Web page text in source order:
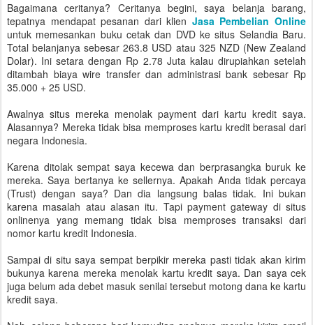
Bagaimana ceritanya? Ceritanya begini, saya belanja barang,
tepatnya mendapat pesanan dari klien Jasa Pembelian Online
untuk memesankan buku cetak dan DVD ke situs Selandia Baru.
Total belanjanya sebesar 263.8 USD atau 325 NZD (New Zealand
Dolar). Ini setara dengan Rp 2.78 Juta kalau dirupiahkan setelah
ditambah biaya wire transfer dan administrasi bank sebesar Rp
35.000 + 25 USD.
Awalnya situs mereka menolak payment dari kartu kredit saya.
Alasannya? Mereka tidak bisa memproses kartu kredit berasal dari
negara Indonesia.
Karena ditolak sempat saya kecewa dan berprasangka buruk ke
mereka. Saya bertanya ke sellernya. Apakah Anda tidak percaya
(Trust) dengan saya? Dan dia langsung balas tidak. Ini bukan
karena masalah atau alasan itu. Tapi payment gateway di situs
onlinenya yang memang tidak bisa memproses transaksi dari
nomor kartu kredit Indonesia.
Sampai di situ saya sempat berpikir mereka pasti tidak akan kirim
bukunya karena mereka menolak kartu kredit saya. Dan saya cek
juga belum ada debet masuk senilai tersebut motong dana ke kartu
kredit saya.